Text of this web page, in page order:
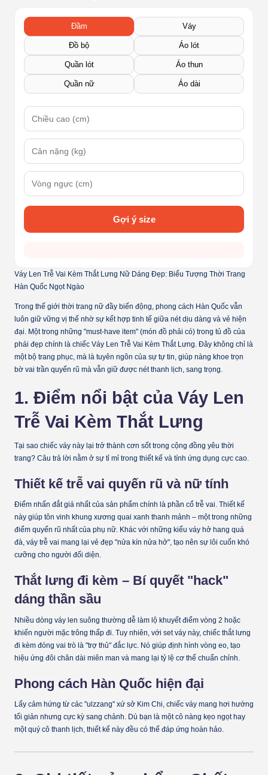
Đầm Váy
Đồ bộ Áo lót
Quần lót Áo thun
Quần nữ Áo dài
Gợi ý size
Váy Len Trễ Vai Kèm Thắt Lưng Nữ Dáng Đẹp: Biểu Tượng Thời Trang
Hàn Quốc Ngọt Ngào
Trong thế giới thời trang nữ đầy biến động, phong cách Hàn Quốc vẫn
luôn giữ vững vị thế nhờ sự kết hợp tinh tế giữa nét dịu dàng và vẻ hiện
đại. Một trong những "must-have item" (món đồ phải có) trong tủ đồ của
phái đẹp chính là chiếc Váy Len Trễ Vai Kèm Thắt Lưng. Đây không chỉ là
một bộ trang phục, mà là tuyên ngôn của sự tự tin, giúp nàng khoe trọn
bờ vai trần quyến rũ mà vẫn giữ được nét thanh lịch, sang trọng.
1. Điểm nổi bật của Váy Len
Trễ Vai Kèm Thắt Lưng
Tại sao chiếc váy này lại trở thành cơn sốt trong cộng đồng yêu thời
trang? Câu trả lời nằm ở sự tỉ mỉ trong thiết kế và tính ứng dụng cực cao.
Thiết kế trễ vai quyến rũ và nữ tính
Điểm nhấn đắt giá nhất của sản phẩm chính là phần cổ trễ vai. Thiết kế
này giúp tôn vinh khung xương quai xanh thanh mảnh – một trong những
điểm quyến rũ nhất của phụ nữ. Khác với những kiểu váy hở hang quá
đà, váy trễ vai mang lại vẻ đẹp "nửa kín nửa hở", tạo nên sự lôi cuốn khó
cưỡng cho người đối diện.
Thắt lưng đi kèm – Bí quyết "hack"
dáng thần sầu
Nhiều dòng váy len suông thường dễ làm lộ khuyết điểm vòng 2 hoặc
khiến người mặc trông thấp đi. Tuy nhiên, với set váy này, chiếc thắt lưng
đi kèm đóng vai trò là "trợ thủ" đắc lực. Nó giúp định hình vòng eo, tạo
hiệu ứng đôi chân dài miên man và mang lại tỷ lệ cơ thể chuẩn chỉnh.
Phong cách Hàn Quốc hiện đại
Lấy cảm hứng từ các "ulzzang" xứ sở Kim Chi, chiếc váy mang hơi hướng
tối giản nhưng cực kỳ sang chảnh. Dù bạn là một cô nàng kẹo ngọt hay
một quý cô thanh lịch, thiết kế này đều có thể đáp ứng hoàn hảo.